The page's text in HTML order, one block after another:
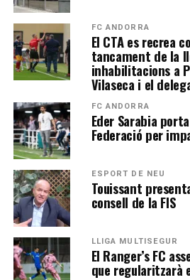
FC ANDORRA
El CTA es recrea
tancament de la
inhabilitacions a
Vilaseca i el
FC ANDORRA
Eder Sarabia
Federació per
ESPORT DE NEU
Touissant
consell de la FIS
LLIGA MULTISEGUR
El Ranger’s FC
que regularitzarà